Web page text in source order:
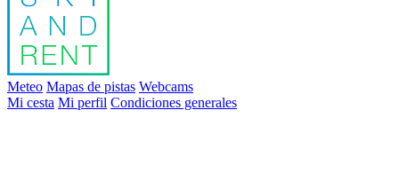
Meteo Mapas de pistas Webcams
Mi cesta Mi perfil Condiciones generales